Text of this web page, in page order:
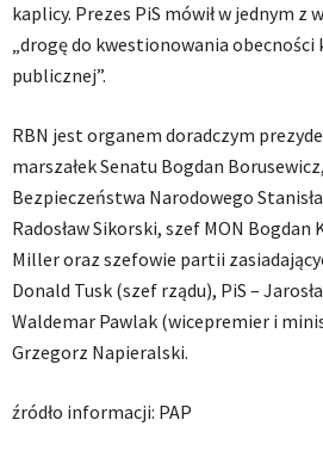
kaplicy. Prezes PiS mówił w jednym z
„drogę do kwestionowania obecności
publicznej”.
RBN jest organem doradczym
marszałek Senatu Bogdan
Bezpieczeństwa Narodowego
Radosław Sikorski, szef MON Bogdan
Miller oraz szefowie partii
Donald Tusk (szef rządu), PiS –
Waldemar Pawlak (wicepremier i
Grzegorz Napieralski.
źródło informacji: PAP